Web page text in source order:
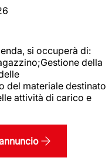
si occuperà di:
della
del materiale destinato
attività di carico e